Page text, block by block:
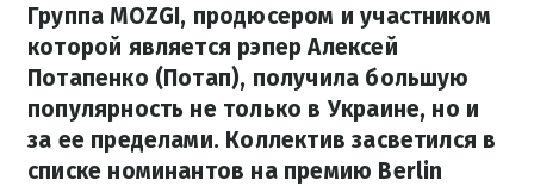
Группа MOZGI, продюсером и участником
которой является рэпер Алексей
Потапенко (Потап), получила большую
популярность не только в Украине, но и
за ее пределами. Коллектив засветился в
списке номинантов на премию Berlin